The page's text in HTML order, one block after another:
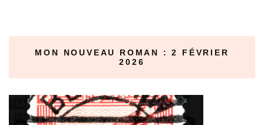
MON NOUVEAU ROMAN : 2 FÉVRIER
2026